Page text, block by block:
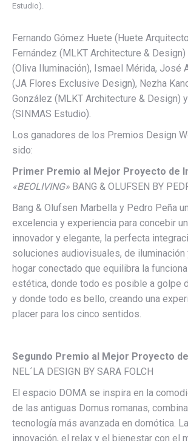
Estudio).
Fernando Gómez Huete (Huete
Fernández (MLKT Architecture & Design)
(Oliva Iluminación), Ismael Mérida, José
(JA Flores Exclusive Design), Nezha
González (MLKT Architecture & Design)
(SINMAS Estudio).
Los ganadores de los Premios Design
sido:
Primer Premio al Mejor Proyecto de
«BEOLIVING» BANG & OLUFSEN BY
Bang & Olufsen Marbella y Pedro Peña
excelencia y experiencia para concebir
innovador y elegante, la perfecta
soluciones audiovisuales, de iluminación
hogar conectado que equilibra la
estética, donde todo es posible a golpe
y donde todo es bello, creando una
placer para los cinco sentidos.
Segundo Premio al Mejor Proyecto
NEL´LA DESIGN BY SARA FOLCH
El espacio DOMA se inspira en la
de las antiguas Domus romanas,
tecnología más avanzada en domótica.
innovación, el relax y el bienestar con el